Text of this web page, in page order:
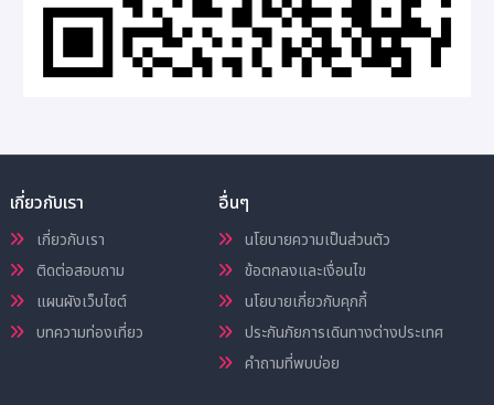
เกี่ยวกับเรา
เกี่ยวกับเรา
ติดต่อสอบถาม
แผนผังเว็บไซต์
บทความท่องเที่ยว
อื่นๆ
นโยบายความเป็นส่วนตัว
ข้อตกลงและเงื่อนไข
นโยบายเกี่ยวกับคุกกี้
ประกันภัยการเดินทางต่างประเทศ
คำถามที่พบบ่อย